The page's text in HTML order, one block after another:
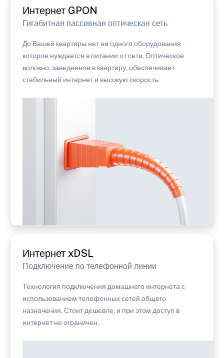
Интернет GPON
Гигабитная пассивная оптическая сеть
До Вашей квартиры нет ни одного оборудования,
которое нуждается в питании от сети. Оптическое
волокно, заведенное в квартиру, обеспечивает
стабильный интернет и высокую скорость.
Интернет xDSL
Подключение по телефонной линии
Технология подключения домашнего интернета с
использованием телефонных сетей общего
назначения. Стоит дешевле, и при этом доступ в
интернет не ограничен.